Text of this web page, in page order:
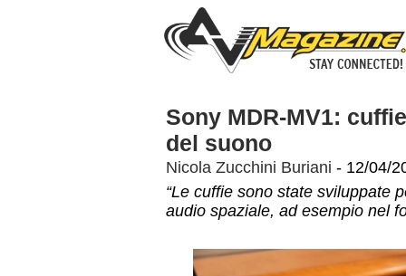
Sony MDR-MV1:
del suono
Nicola Zucchini Buriani - 12/04/
“Le cuffie sono state sviluppate
audio spaziale, ad esempio nel